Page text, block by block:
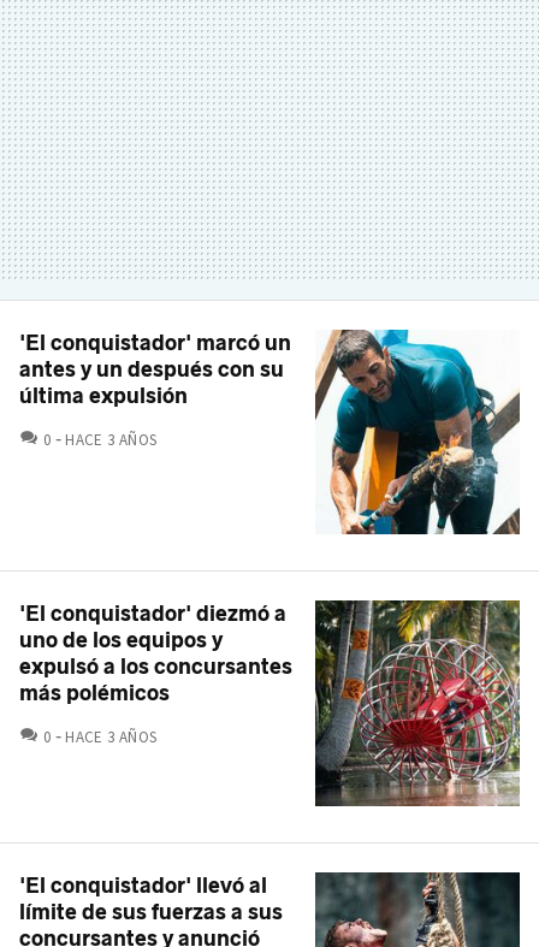
'El conquistador' marcó un
antes y un después con su
última expulsión
0 COMENTARIOS
HACE 3 AÑOS
'El conquistador' diezmó a
uno de los equipos y
expulsó a los concursantes
más polémicos
0 COMENTARIOS
HACE 3 AÑOS
'El conquistador' llevó al
límite de sus fuerzas a sus
concursantes y anunció